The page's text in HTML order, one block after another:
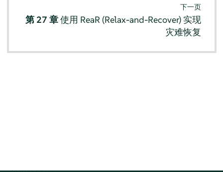
下一页
第 27 章使用 ReaR (Relax-and-Recover) 实现
灾难恢复